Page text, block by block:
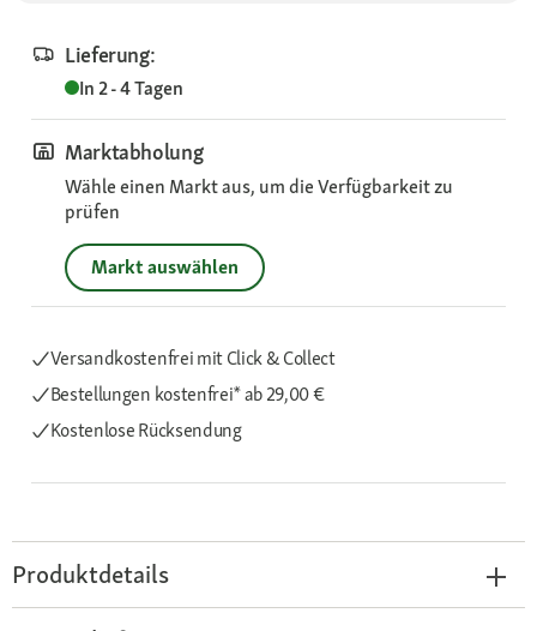
Lieferung:
In 2 - 4 Tagen
Marktabholung
Wähle einen Markt aus, um die Verfügbarkeit zu
prüfen
Markt auswählen
Versandkostenfrei mit Click & Collect
Bestellungen kostenfrei*ab 29,00 €
Kostenlose Rücksendung
Produktdetails